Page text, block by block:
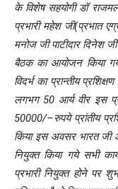
के विशेष सहयोगी डॉ
प्रभारी महेश जी(प्रभात
मनोज जी पाटीदार दिनेश
बैठक का आयोजन किया
विदर्भ का प्रान्तीय
लगभग 50 आर्य वीर इस
50000/–रुपये प्रांतीय
किया इस अवसर भारत जी
नियुक्त किया गये सभी
प्रभारी नियुक्त होने पर